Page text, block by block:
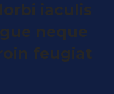
iaculis
neque
feugiat